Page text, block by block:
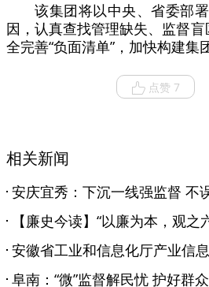
该集团将以中央、省委部
因，认真查找管理缺失、监督
全完善“负面清单”，加快构建
点赞 7
相关新闻
安庆宜秀：下沉一线强监督 不
【廉史今读】“以廉为本，观之
阜南：“微”监督解民忧 护好群